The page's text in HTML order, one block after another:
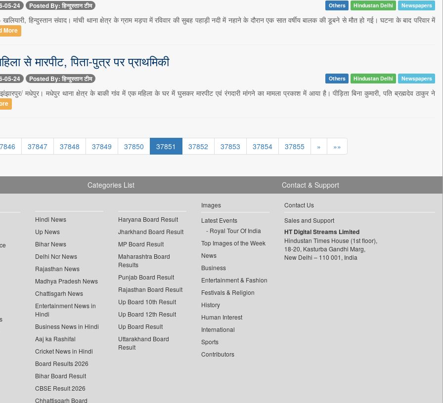
05-24 Posted By: हिन्दुस्तान टीम Others Hindustan Delhi Newspapers
हिन्दुस्तान संवाद। मांची थाना क्षेत्र के ग्राम मड़पा में रविवार की सुबह पहाड़ी नदी में नहाने के दौरान एक सात वर्षीय बालक की डूबने से मौत हो गई। घटना के बाद परिवार में
More
से मारपीट, पिता-पुत्र पर प्राथमिकी
05-24 Posted By: हिन्दुस्तान टीम Others Hindustan Delhi Newspapers
मधेपुर। मधेपुर थाना क्षेत्र के बाकी गांव में एक महिला के घर में घुसकर मारपीट एवं रंगदारी मांगने का मामला प्रकाश में आया है। पीड़िता बिना कुमारी, पति ब्रह्मदेव ठाकुर ने
37847 37848 37849 37850 37851 37852 37853 37854 37855 » »»
Categories List
Hindi News
Up News
Bihar News
Delhi Ncr News
Rajasthan News
Madhya Pradesh News
Chattisgarh News
Entertainment News in
Hindi
Business News in Hindi
Aaj ka Rashifal
Cricket News in Hindi
Board Results 2026
Bihar Board Result
CBSE Result 2026
Chhattisgarh Board
Haryana Board Result
Jharkhand Board Result
MP Board Result
Maharashtra Board
Results
Punjab Board Result
Rajasthan Board Result
Up Board 10th Result
Up Board 12th Result
Up Board Result
Uttarakhand Board
Result
Images
Latest Events
Royal Tour Of India
Top Images of the Week
News
Business
Entertainment & Fashion
Festivals & Religion
History
Human Interest
International
Sports
Contributors
Contact & Support
Contact Us
Sales and Support
HT Digital Streams Limited
Hindustan Times House (1st floor),
18-20, Kasturba Gandhi Marg,
New Delhi – 110 001, India